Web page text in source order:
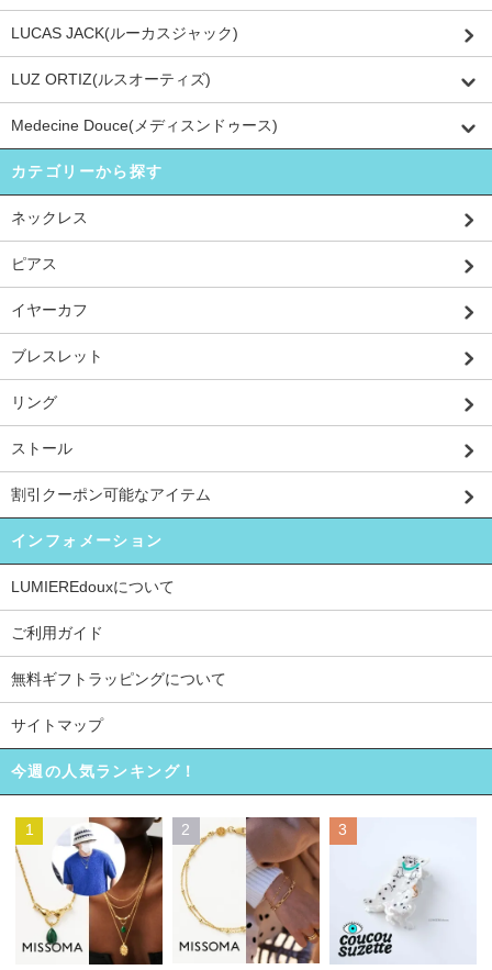
LUCAS JACK(ルーカスジャック)
LUZ ORTIZ(ルスオーティズ)
Medecine Douce(メディスンドゥース)
カテゴリーから探す
ネックレス
ピアス
イヤーカフ
ブレスレット
リング
ストール
割引クーポン可能なアイテム
インフォメーション
LUMIEREdouxについて
ご利用ガイド
無料ギフトラッピングについて
サイトマップ
今週の人気ランキング！
1 2 3